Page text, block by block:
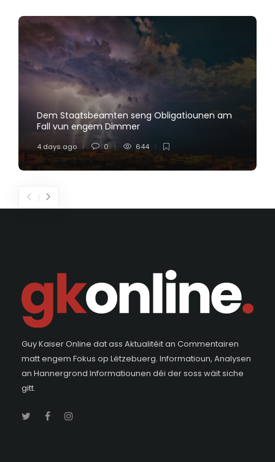
Dem Staatsbeamten seng Obligatiounen am
Fall vun engem Dimmer
4 days ago 0 644
Guy Kaiser Online dat ass Aktualitéit an Commentairen
matt engem Fokus op Lëtzebuerg. Informatioun, Analysen
an Hannergrond Informatiounen déi der soss wäit siche
gitt.